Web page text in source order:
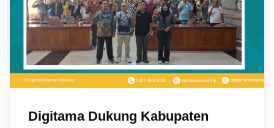
Digitama Dukung Kabupaten